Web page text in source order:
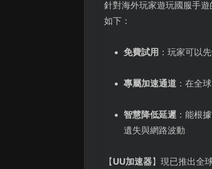
針對海外玩家遊玩國服手遊
如下：
免費試用 ：玩家可以
專屬加速通道：在全
智慧降低延遲：能根
遺失與網路波動
【UU加速器】現已推出全